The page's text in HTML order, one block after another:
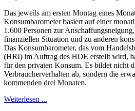
Das jeweils am ersten Montag eines
Konsumbarometer basiert auf einer
1.600 Personen zur
finanziellen Situation und zu anderen
Das Konsumbarometer, das vom
(HRI) im Auftrag des HDE erstellt wird,
für den privaten Konsum. Es bildet nicht
Verbraucherverhalten ab, sondern die
kommenden drei Monaten.
Weiterlesen ...